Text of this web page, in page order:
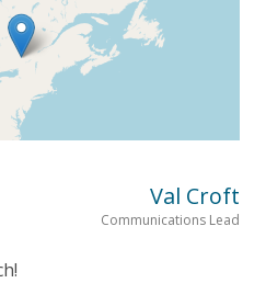
Val Croft
Communications Lead